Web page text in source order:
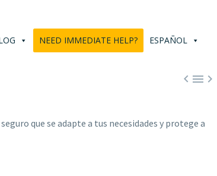
NEED IMMEDIATE HELP? ESPAÑOL

que se adapte a tus necesidades y protege a